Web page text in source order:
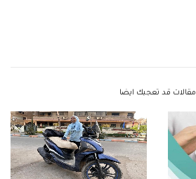
مقالات قد تعجبك ايضا